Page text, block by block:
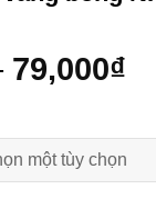
79,000₫